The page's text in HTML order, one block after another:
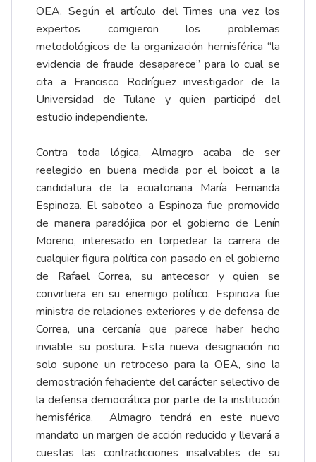
OEA. Según el artículo del Times una vez los
expertos corrigieron los problemas
metodológicos de la organización hemisférica “la
evidencia de fraude desaparece” para lo cual se
cita a Francisco Rodríguez investigador de la
Universidad de Tulane y quien participó del
estudio independiente.
Contra toda lógica, Almagro acaba de ser
reelegido en buena medida por el boicot a la
candidatura de la ecuatoriana María Fernanda
Espinoza. El saboteo a Espinoza fue promovido
de manera paradójica por el gobierno de Lenín
Moreno, interesado en torpedear la carrera de
cualquier figura política con pasado en el gobierno
de Rafael Correa, su antecesor y quien se
convirtiera en su enemigo político. Espinoza fue
ministra de relaciones exteriores y de defensa de
Correa, una cercanía que parece haber hecho
inviable su postura. Esta nueva designación no
solo supone un retroceso para la OEA, sino la
demostración fehaciente del carácter selectivo de
la defensa democrática por parte de la institución
hemisférica. Almagro tendrá en este nuevo
mandato un margen de acción reducido y llevará a
cuestas las contradicciones insalvables de su